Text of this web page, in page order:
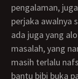
pengalaman,
perjaka awalnya
ada juga yang
masalah, yang
masih terlalu
bantu bibi buka